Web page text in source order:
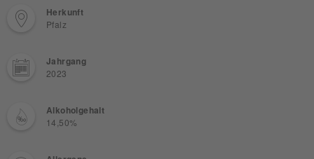
Herkunft
Pfalz
Jahrgang
2023
Alkoholgehalt
14,50%